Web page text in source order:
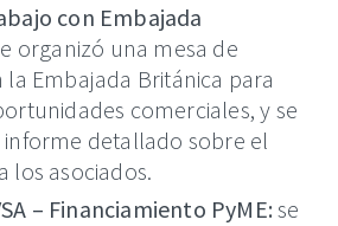
con Embajada
organizó una mesa de
Embajada Británica para
comerciales, y se
detallado sobre el
los asociados.
– Financiamiento PyME: se